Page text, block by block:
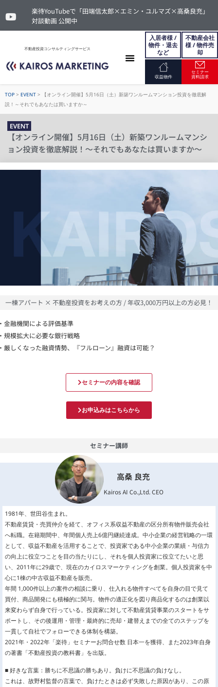
楽待YouTubeで「田端信太郎×エミン・ユルマズ×高桑良充」
対談動画 公開中
不動産投資コンサルティングサービス
入居者様 /
物件・退去
など
不動産会社
様 / 物件売
却
収益物件
セミナー
資料請求
TOP > EVENT >
【オンライン開催】5月16日（土）新築ワンルームマンション投資を徹底解
説！～それでもあなたは買いますか～
EVENT
【オンライン開催】5月16日（土）新築ワンルームマンシ
ョン投資を徹底解説！～それでもあなたは買いますか～
一棟アパート × 不動産投資をお考えの方 / 年収3,000万円以上の方必見！
金融機関による評価基準
規模拡大に必要な銀行戦略
厳しくなった融資情勢、『フルローン』融資は可能？
セミナーの内容を確認
お申込みはこちらから
セミナー講師
高桑 良充
Kairos AI Co.,Ltd. CEO
1981年、世田谷生まれ。
不動産賃貸・売買仲介を経て、オフィス系収益不動産の区分所有物件販売会社
へ転職。在籍期間中、年間個人売上6億円継続達成。中小企業の経営戦略の一環
として、収益不動産を活用することで、投資家である中小企業の業績・与信力
の向上に役立つことを目の当たりにし、それを個人投資家に役立てたいと思
い、2011年に29歳で、現在のカイロスマーケティングを創業。個人投資家を中
心に1棟の中古収益不動産を販売。
年間 1,000件以上の案件の相談に乗り、仕入れる物件すべてを自身の目で見て
買付、商品開発にも積極的に関与。物件の適正化を図り商品化するのは創業以
来変わらず自身で行っている。投資家に対して不動産賃貸事業のスタートをサ
ポートし、その後運用・管理・最終的に売却・建替えまでの全てのステップを
一貫して自社でフォローできる体制を構築。
2021年・2022年「楽待」セミナーお問合せ数 日本一を獲得、また2023年自身
の著書「不動産投資の教科書」を出版。
■ 好きな言葉：勝ちに不思議の勝ちあり。負けに不思議の負けなし。
これは、故野村監督の言葉で、負けたときは必ず失敗した原因があり、この原